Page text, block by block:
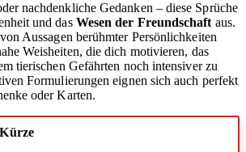
nachdenkliche Gedanken – diese Sprüche
und das Wesen der Freundschaft aus.
Aussagen berühmter Persönlichkeiten
Weisheiten, die dich motivieren, das
tierischen Gefährten noch intensiver zu
Formulierungen eignen sich auch perfekt
oder Karten.